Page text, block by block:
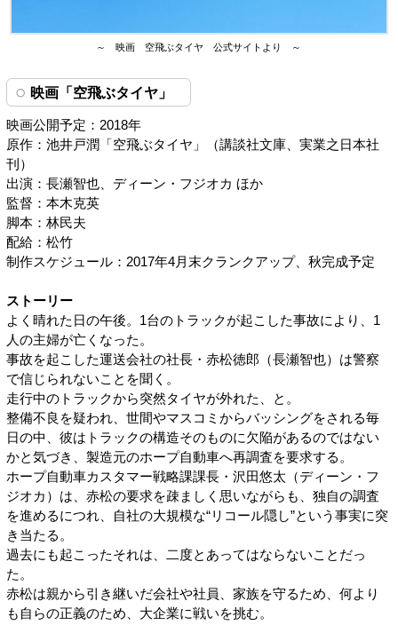
～ 映画 空飛ぶタイヤ 公式サイトより ～
映画「空飛ぶタイヤ」
映画公開予定：2018年
原作：池井戸潤「空飛ぶタイヤ」（講談社文庫、実業之日本社
刊）
出演：長瀬智也、ディーン・フジオカ ほか
監督：本木克英
脚本：林民夫
配給：松竹
制作スケジュール：2017年4月末クランクアップ、秋完成予定
ストーリー
よく晴れた日の午後。1台のトラックが起こした事故により、1
人の主婦が亡くなった。
事故を起こした運送会社の社長・赤松徳郎（長瀬智也）は警察
で信じられないことを聞く。
走行中のトラックから突然タイヤが外れた、と。
整備不良を疑われ、世間やマスコミからバッシングをされる毎
日の中、彼はトラックの構造そのものに欠陥があるのではない
かと気づき、製造元のホープ自動車へ再調査を要求する。
ホープ自動車カスタマー戦略課課長・沢田悠太（ディーン・フ
ジオカ）は、赤松の要求を疎ましく思いながらも、独自の調査
を進めるにつれ、自社の大規模な“リコール隠し”という事実に突
き当たる。
過去にも起こったそれは、二度とあってはならないことだっ
た。
赤松は親から引き継いだ会社や社員、家族を守るため、何より
も自らの正義のため、大企業に戦いを挑む。